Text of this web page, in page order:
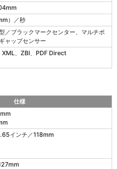
）／秒
／ブラックマークセンター、マルチポ
ャップセンサー
XML、ZBI、PDF Direct
仕様
インチ／118mm